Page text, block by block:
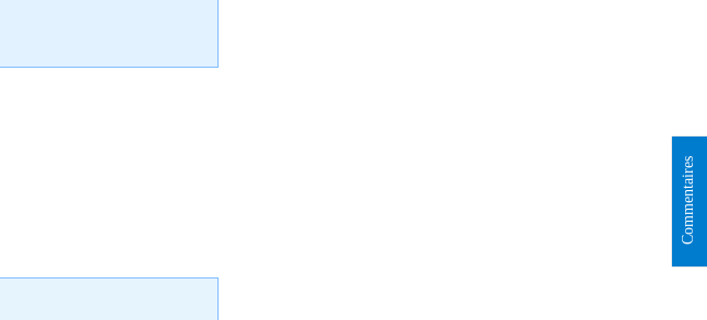
Commentaires